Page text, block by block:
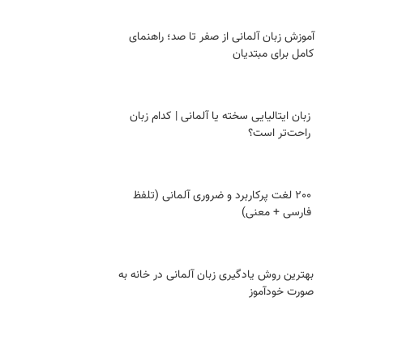
آموزش زبان آلمانی از صفر تا صد؛ راهنمای
کامل برای مبتدیان
زبان ایتالیایی سخته یا آلمانی | کدام زبان
راحت‌تر است؟
200 لغت پرکاربرد و ضروری آلمانی (تلفظ
فارسی + معنی)
بهترین روش یادگیری زبان آلمانی در خانه به
صورت خودآموز